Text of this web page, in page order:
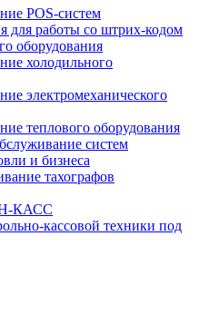
POS-систем
для работы со штрих-кодом
оборудования
холодильного
электромеханического
теплового оборудования
систем
и бизнеса
тахографов
КАСС
кассовой техники под